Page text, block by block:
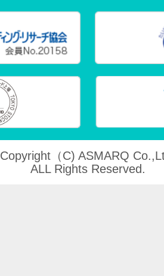
Copyright（C) ASMARQ
ALL Rights Reserved.